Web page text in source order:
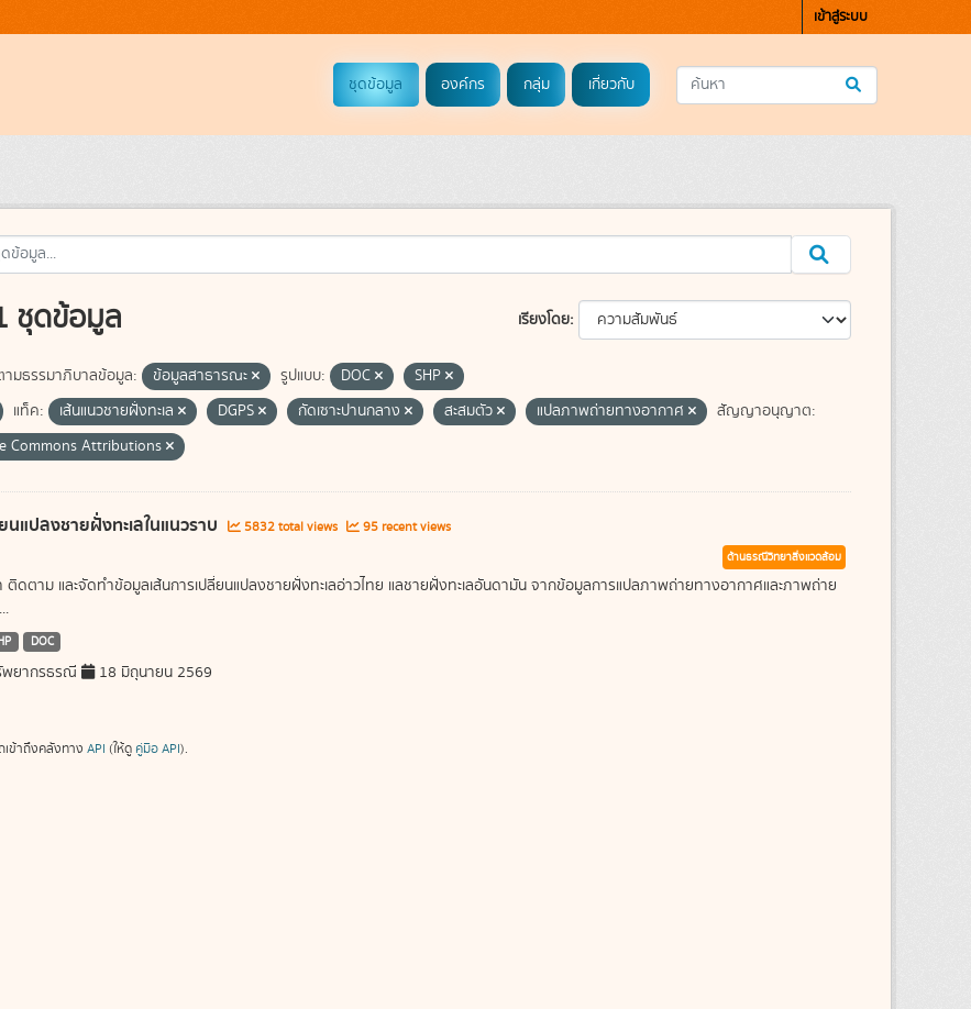
เข้าสู่ระบบ
ชุดข้อมูล องค์กร กลุ่ม เกี่ยวกับ
เรียงโดย
ชุดข้อมูล
มธรรมาภิบาลข้อมูล: ข้อมูลสาธารณะ รูปแบบ: DOC
SHP
แท็ค: เส้นแนวชายฝั่งทะเล DGPS กัดเซาะปานกลาง สะสมตัว แปลภาพถ่ายทางอากาศ
สัญญาอนุญาต:
Commons Attributions
นแปลงชายฝั่งทะเลในแนวราบ 5832 total views 95 recent views
ด้านธรณีวิทยาสิ่งแวดล้อม
ดตาม และจัดทำข้อมูลเส้นการเปลี่ยนแปลงชายฝั่งทะเลอ่าวไทย แลชายฝั่งทะเลอันดามัน จากข้อมูลการแปลภาพถ่ายทางอากาศและภาพถ่าย
DOC
ยากรธรณี 18 มิถุนายน 2569
ข้าถึงคลังทาง API (ให้ดู คู่มือ API).